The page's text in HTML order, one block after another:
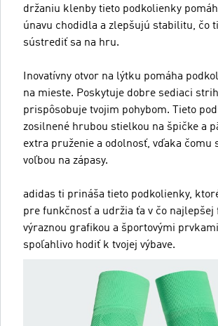
držaniu klenby tieto podkolienky
únavu chodidla a zlepšujú stabilitu, čo
sústrediť sa na hru.
Inovatívny otvor na lýtku pomáha
na mieste. Poskytuje dobre sediaci
prispôsobuje tvojim pohybom. Tieto
zosilnené hrubou stielkou na špičke a
extra pruženie a odolnosť, vďaka čomu
voľbou na zápasy.
adidas ti prináša tieto podkolienky,
pre funkčnosť a udržia ťa v čo najlepšej
výraznou grafikou a športovými
spoľahlivo hodiť k tvojej výbave.